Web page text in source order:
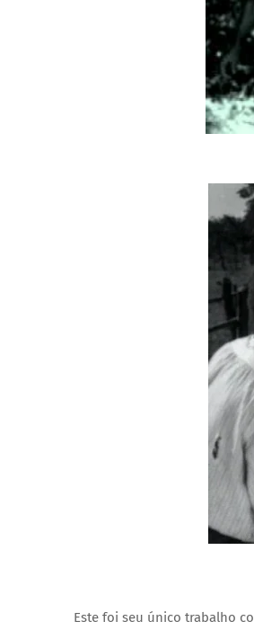
Este foi seu único trabalho